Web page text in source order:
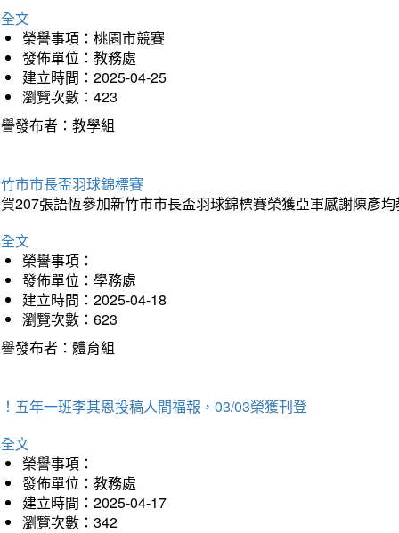
文
榮譽事項：桃園市競賽
發佈單位：教務處
建立時間：2025-04-25
瀏覽次數：423
發布者：教學組
市市長盃羽球錦標賽
207張語恆參加新竹市市長盃羽球錦標賽榮獲亞軍感謝陳彥
文
榮譽事項：
發佈單位：學務處
建立時間：2025-04-18
瀏覽次數：623
發布者：體育組
五年一班李其恩投稿人間福報，03/03榮獲刊登
文
榮譽事項：
發佈單位：教務處
建立時間：2025-04-17
瀏覽次數：342